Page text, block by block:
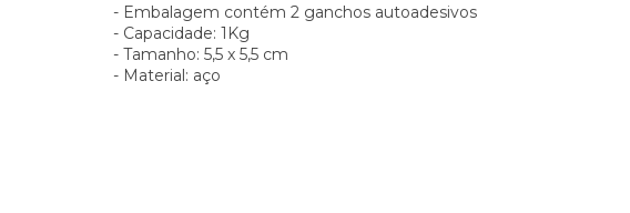
- Embalagem contém 2 ganchos autoadesivos
- Capacidade: 1Kg
- Tamanho: 5,5 x 5,5 cm
- Material: aço